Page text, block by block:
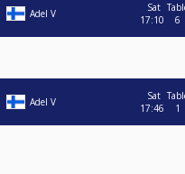
Adel V
Sat
17:10
6
Adel V
Sat
17:46
1